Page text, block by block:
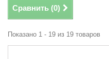
Сравнить (0)
Показано 1 - 19 из 19 товаров